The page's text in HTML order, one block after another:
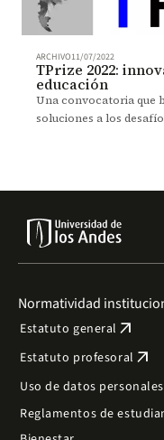
ARCHIVO11/07/2022
TPrize 2022:
educación
Una convocatoria que
soluciones a los
Normatividad
Estatuto general arrow_outward
Estatuto profesoral arrow_outward
Uso de datos personales
Reglamentos de